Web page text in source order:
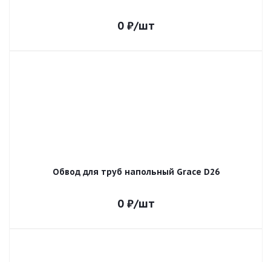
0₽/шт
Обвод для труб напольный Grace D26
0₽/шт